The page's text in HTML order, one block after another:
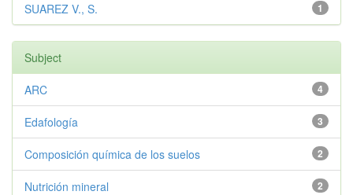
1
SUAREZ V., S.
Subject
4
ARC
3
Edafología
2
Composición química de los suelos
2
Nutrición mineral